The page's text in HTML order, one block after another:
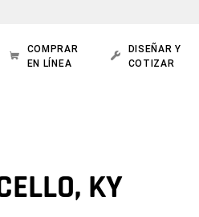
COMPRAR
EN LÍNEA
DISEÑAR Y
COTIZAR
KY